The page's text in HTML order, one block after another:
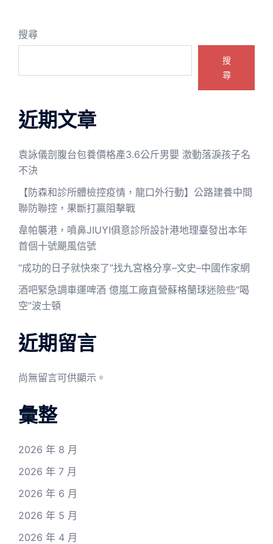
搜尋
搜
尋
近期文章
袁詠儀剖腹台包養價格產3.6公斤男嬰 激動落淚孩子名
不決
【防森和診所體檢控疫情，龍口外行動】公路建養中間
聯防聯控，果斷打贏阻擊戰
韋帕襲港，噴鼻JIUYI俱意診所設計港地理臺發出本年
首個十號颶風信號
“成功的日子就快來了”找九宮格分享–文史–中國作家網
酒吧緊急調車運啤酒 億嵐工廠直營蘇格蘭球迷險些“喝
空”波士頓
近期留言
尚無留言可供顯示。
彙整
2026 年 8 月
2026 年 7 月
2026 年 6 月
2026 年 5 月
2026 年 4 月